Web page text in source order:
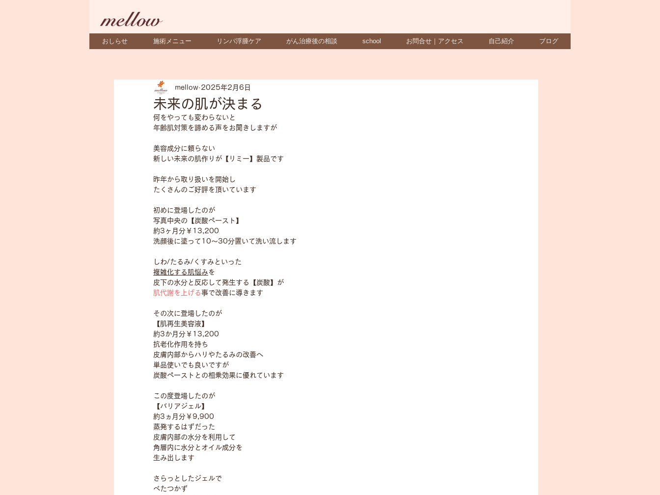
おしらせ 施術メニュー リンパ浮腫ケア がん治療後の相談 school お問合せ｜アクセス 自己紹介 ブログ
未来の肌が決まる
mellow 2025年2月6日
何をやっても変わらないと
年齢肌対策を諦める声をお聞きしますが
美容成分に頼らない
新しい未来の肌作りが【リミー】製品です
昨年から取り扱いを開始し
たくさんのご好評を頂いています
初めに登場したのが
写真中央の【炭酸ペースト】
約3ヶ月分￥13,200
洗顔後に塗って10～30分置いて洗い流します
しわ/たるみ/くすみといった
複雑化する肌悩み を
皮下の水分と反応して発生する【炭酸】が
肌代謝を上げる事で改善に導きます
その次に登場したのが
【肌再生美容液】
約3か月分￥13,200
抗老化作用を持ち
皮膚内部からハリやたるみの改善へ
単品使いでも良いですが
炭酸ペーストとの相乗効果に優れています
この度登場したのが
【バリアジェル】
約3ヵ月分￥9,900
蒸発するはずだった
皮膚内部の水分を利用して
角層内に水分とオイル成分を
生み出します
さらっとしたジェルで
べたつかず